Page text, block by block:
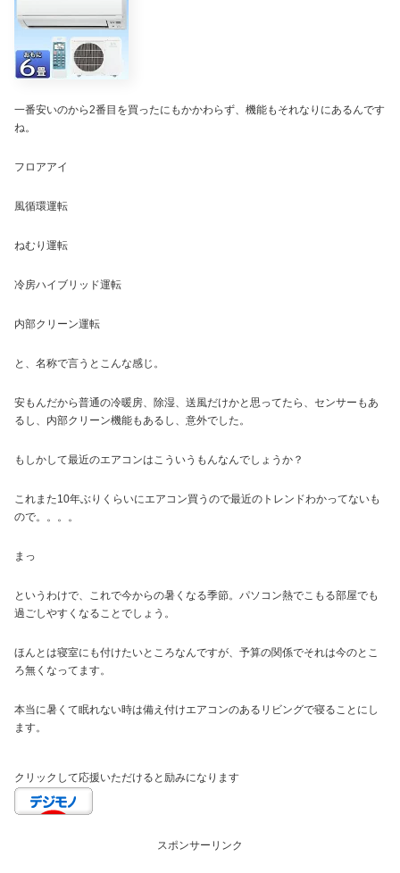
一番安いのから2番目を買ったにもかかわらず、機能もそれなりにあるんです
ね。
フロアアイ
風循環運転
ねむり運転
冷房ハイブリッド運転
内部クリーン運転
と、名称で言うとこんな感じ。
安もんだから普通の冷暖房、除湿、送風だけかと思ってたら、センサーもあ
るし、内部クリーン機能もあるし、意外でした。
もしかして最近のエアコンはこういうもんなんでしょうか？
これまた10年ぶりくらいにエアコン買うので最近のトレンドわかってないも
ので。。。。
まっ
というわけで、これで今からの暑くなる季節。パソコン熱でこもる部屋でも
過ごしやすくなることでしょう。
ほんとは寝室にも付けたいところなんですが、予算の関係でそれは今のとこ
ろ無くなってます。
本当に暑くて眠れない時は備え付けエアコンのあるリビングで寝ることにし
ます。
クリックして応援いただけると励みになります
スポンサーリンク